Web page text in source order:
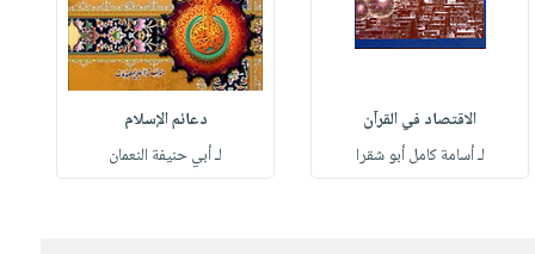
الاقتصاد في القرآن
لـ أسامة كامل أبو شقرا
دعائم الإسلام
لـ أبي حنيفة النعمان